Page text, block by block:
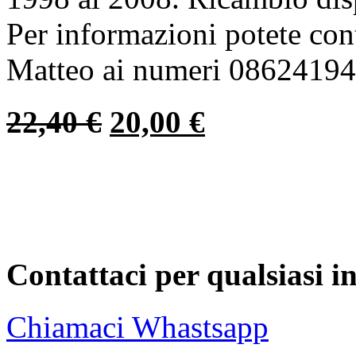
Per informazioni potete
Matteo ai numeri
22,40€ 20,00 €
Contattaci per qualsiasi
Chiamaci Whastsapp